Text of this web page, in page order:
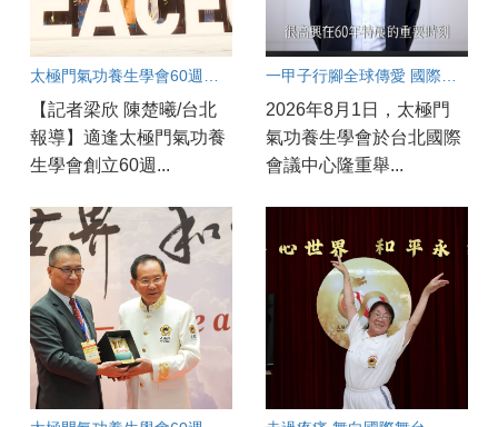
【記者梁欣 陳楚曦/台北
報導】適逢太極門氣功養
生學會創立60週...
2026年8月1日，太極門
氣功養生學會於台北國際
會議中心隆重舉...